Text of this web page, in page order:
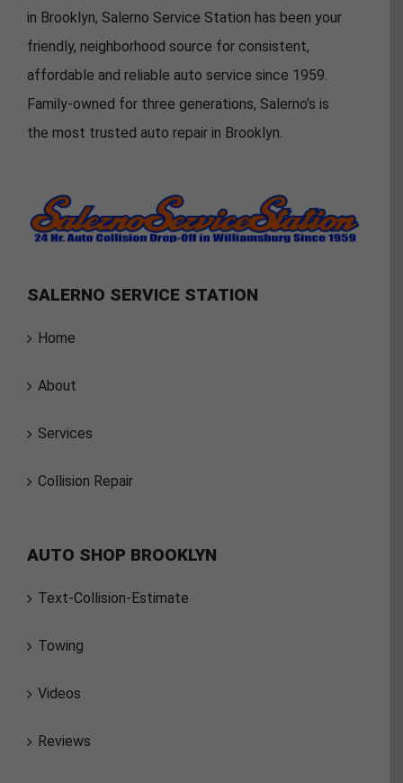
in Brooklyn, Salerno Service Station has been your
friendly, neighborhood source for consistent,
affordable and reliable auto service since 1959.
Family-owned for three generations, Salerno’s is
the most trusted auto repair in Brooklyn.
SALERNO SERVICE STATION
Home
About
Services
Collision Repair
AUTO SHOP BROOKLYN
Text-Collision-Estimate
Towing
Videos
Reviews